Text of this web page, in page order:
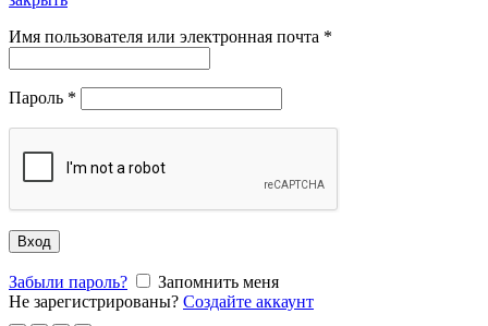
Имя пользователя или электронная почта *
Пароль *
Вход
Забыли пароль?
Запомнить меня
Не зарегистрированы? Создайте аккаунт